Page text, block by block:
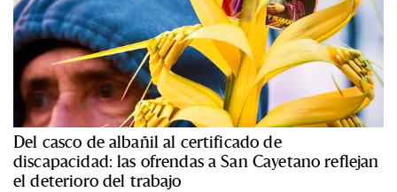
Del casco de albañil al certificado de
discapacidad: las ofrendas a San Cayetano reflejan
el deterioro del trabajo